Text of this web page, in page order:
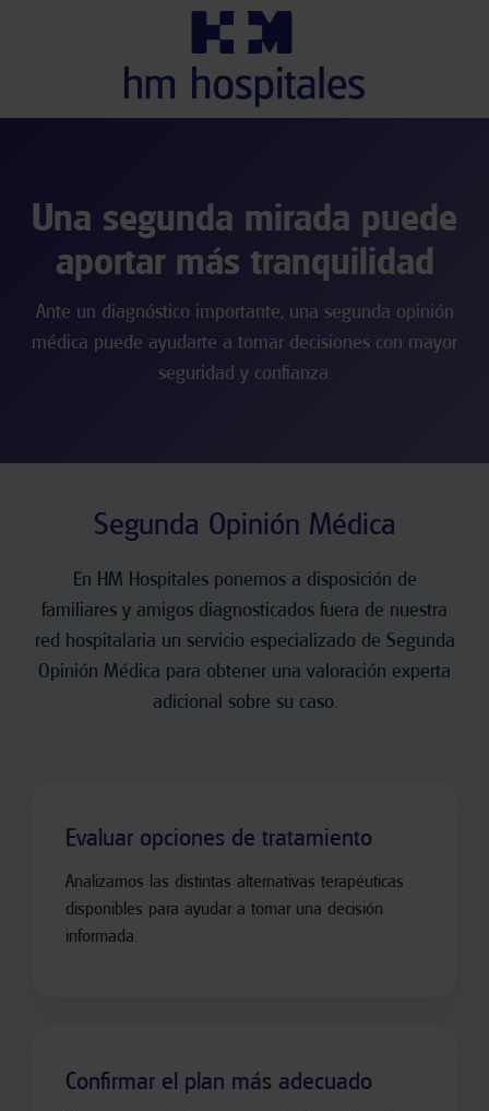
Una segunda mirada puede
aportar más tranquilidad
Ante un diagnóstico importante, una segunda opinión
médica puede ayudarte a tomar decisiones con mayor
seguridad y confianza.
Segunda Opinión Médica
En HM Hospitales ponemos a disposición de
familiares y amigos diagnosticados fuera de nuestra
red hospitalaria un servicio especializado de Segunda
Opinión Médica para obtener una valoración experta
adicional sobre su caso.
Evaluar opciones de tratamiento
Analizamos las distintas alternativas terapéuticas
disponibles para ayudar a tomar una decisión
informada.
Confirmar el plan más adecuado